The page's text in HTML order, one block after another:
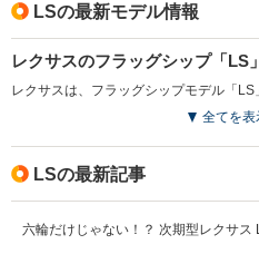
LSの最新モデル情報
レクサスのフラッグシップ「LS
全てを表
LSの最新記事
六輪だけじゃない！？ 次期型レクサス